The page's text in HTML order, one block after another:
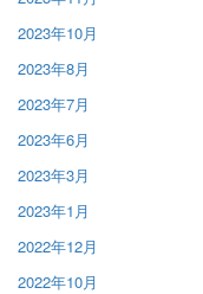
2023年10月
2023年8月
2023年7月
2023年6月
2023年3月
2023年1月
2022年12月
2022年10月